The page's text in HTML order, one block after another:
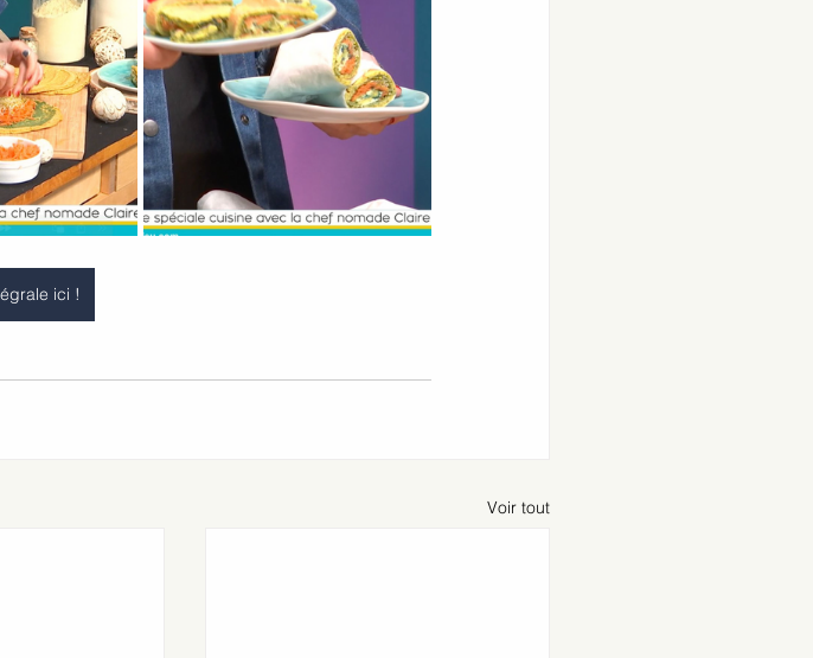
ici !
Voir tout